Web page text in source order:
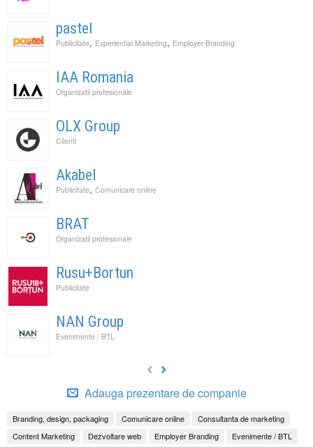
pastel
Publicitate, Experiential Marketing, Employer Branding
IAA Romania
Organizatii profesionale
OLX Group
Clienti
Akabel
Publicitate, Comunicare online
BRAT
Organizatii profesionale
Rusu+Bortun
Publicitate
NAN Group
Evenimente / BTL
Adauga prezentare de companie
Branding, design, packaging Comunicare online
Consultanta de marketing
Content Marketing
Dezvoltare web Employer Branding Evenimente / BTL